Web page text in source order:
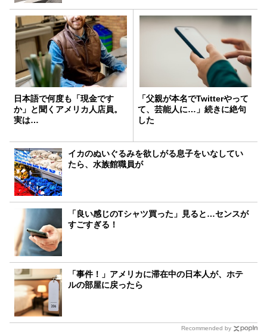
日本語で何度も「現金です
か」と聞くアメリカ人店員。
実は…
「父親が本名でTwitterやって
て、芸能人に…」続きに絶句
した
イカのぬいぐるみを欲しがる息子をいなしてい
たら、水族館職員が
「良い感じのTシャツ買った」見ると…センスが
すごすぎる！
「事件！」アメリカに滞在中の日本人が、ホテ
ルの部屋に戻ったら
Recommended by